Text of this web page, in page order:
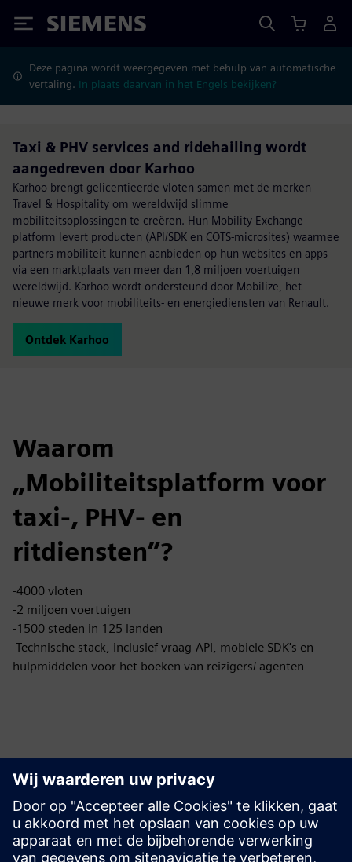
Siemens
Deze pagina wordt weergegeven met behulp van automatische
vertaling. In plaats daarvan in het Engels bekijken?
Taxi & PHV services and ridehailing wordt
aangedreven door Karhoo
Karhoo brengt gelicentieerde vloten samen met de merken
Travel & Hospitality om wereldwijd slimme
mobiliteitsoplossingen te creëren. Hun Mobility Exchange-
platform levert producten (API/SDK en COTS-microsites) waarmee
partners mobiliteit kunnen aanbieden op hun websites en apps
via een marktplaats van meer dan 1,8 miljoen voertuigen
wereldwijd. Karhoo wordt ondersteund door Mobilize, het
nieuwe merk voor mobiliteits- en energiediensten van Renault.
Ontdek Karhoo
Waarom
„Mobiliteitsplatform voor
taxi-, PHV- en
ritdiensten”?
-4000 vloten
-2 miljoen voertuigen
-1500 steden in 125 landen
-Technische stack, inclusief vraag-API, mobiele SDK's en
hulpmiddelen voor het boeken van reizigers/ agenten
Voordelen
Het platform ondersteunt het boeken, volgen en
afrekenen van ritten op grote schaal
Verbinding met duizenden gelicentieerde vloten in alle